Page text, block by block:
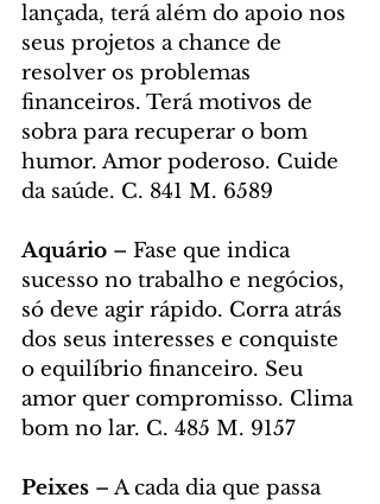
lançada, terá além do apoio nos
seus projetos a chance de
resolver os problemas
financeiros. Terá motivos de
sobra para recuperar o bom
humor. Amor poderoso. Cuide
da saúde. C. 841 M. 6589
Aquário – Fase que indica
sucesso no trabalho e negócios,
só deve agir rápido. Corra atrás
dos seus interesses e conquiste
o equilíbrio financeiro. Seu
amor quer compromisso. Clima
bom no lar. C. 485 M. 9157
Peixes – A cada dia que passa